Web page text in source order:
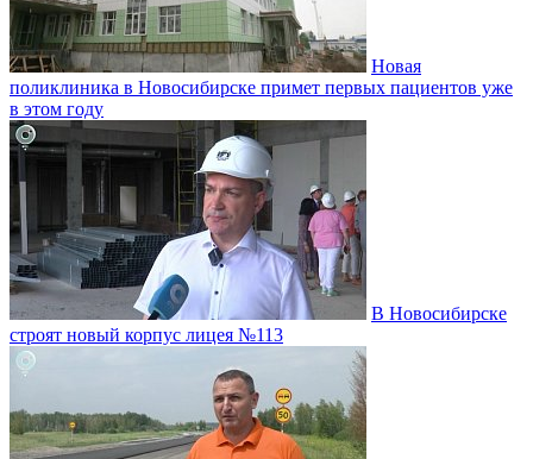
Новая
поликлиника в Новосибирске примет первых пациентов уже
в этом году
В Новосибирске
строят новый корпус лицея №113